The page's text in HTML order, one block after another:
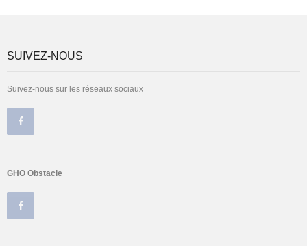
SUIVEZ-NOUS
Suivez-nous sur les réseaux sociaux
GHO Obstacle